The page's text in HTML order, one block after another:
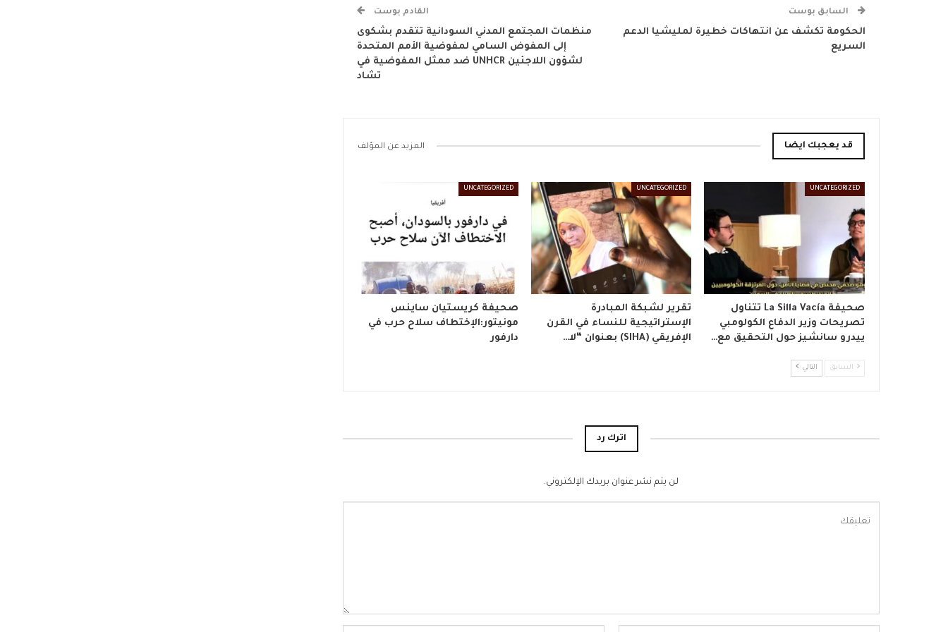
السابق بوست
الحكومة تكشف عن انتهاكات خطيرة لمليشيا الدعم
السريع
القادم بوست
منظمات المجتمع المدني السودانية تتقدم بشكوى
إلى المفوض السامي لمفوضية الأمم المتحدة
لشؤون اللاجئين UNHCR ضد ممثل المفوضية في
تشاد
قد يعجبك ايضا المزيد عن المؤلف
UNCATEGORIZED
صحيفة La Silla Vacía تتناول
تصريحات وزير الدفاع الكولومبي
ييدرو سانشيز حول التحقيق مع…
UNCATEGORIZED
تقرير لشبكة المبادرة
الإستراتيجية للنساء في القرن
الإفريقي (SIHA) بعنوان “لا…
UNCATEGORIZED
صحيفة كريستيان ساينس
مونيتور:الإختطاف سلاح حرب في
دارفور
السابق التالي
اترك رد
لن يتم نشر عنوان بريدك الإلكتروني.